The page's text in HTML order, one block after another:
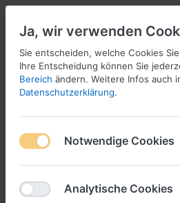
Menü Anmelden
Ja, wir verwenden
Sie entscheiden, welche Cookies
Ihre Entscheidung können Sie
Bereich ändern. Weitere Infos auch
Datenschutzerklärung.
Notwendige Cookies
Analytische Cookies